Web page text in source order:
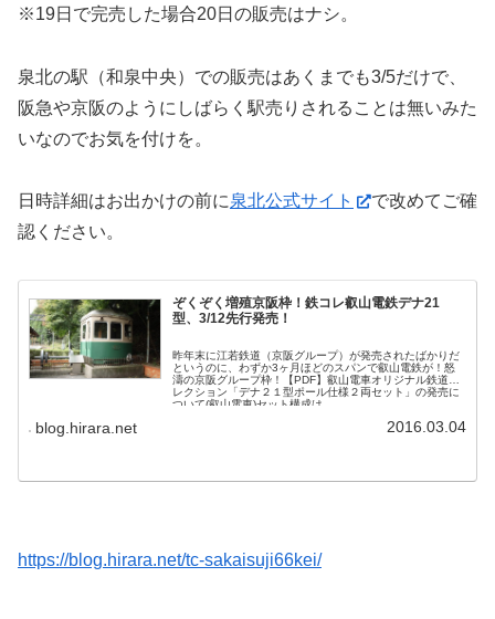
※19日で完売した場合20日の販売はナシ。
泉北の駅（和泉中央）での販売はあくまでも3/5だけで、
阪急や京阪のようにしばらく駅売りされることは無いみた
いなのでお気を付けを。
日時詳細はお出かけの前に泉北公式サイト
で改めてご確
認ください。
ぞくぞく増殖京阪枠！鉄コレ叡山電鉄デナ21
型、3/12先行発売！
昨年末に江若鉄道（京阪グループ）が発売されたばかりだ
というのに、わずか3ヶ月ほどのスパンで叡山電鉄が！怒
濤の京阪グループ枠！【PDF】叡山電車オリジナル鉄道コ
レクション「デナ２１型ポール仕様２両セット」の発売に
ついて(叡山電車)セット構成は...
blog.hirara.net 2016.03.04
https://blog.hirara.net/tc-sakaisuji66kei/